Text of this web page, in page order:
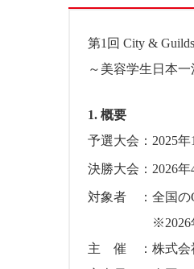
第1回 City &
～美容学生日本一
1. 概要
予選大会：2025
決勝大会：2026
対象者 ：全国の
※2026年3月
主 催 ：株式会